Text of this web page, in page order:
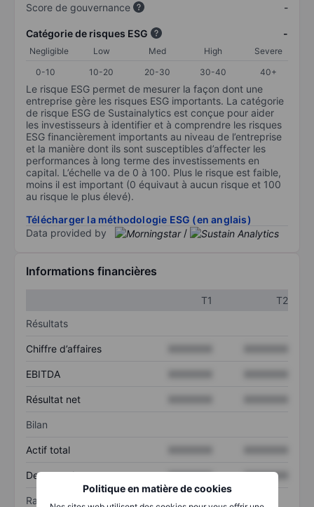
Politique en matière de cookies
Score de gouvernance
-
Catégorie de risques ESG -
Negligible Low Med High
Severe
0-10
10-20 20-30 30-40 40+
Le risque ESG permet de mesurer la façon dont une
entreprise gère les risques ESG importants. La catégorie
de risque ESG de Sustainalytics est conçue pour aider
les investisseurs à identifier et à comprendre les risques
ESG financièrement importants au niveau de l’entreprise
et la manière dont ils sont susceptibles d’affecter les
performances à long terme des investissements en
capital. L’échelle va de 0 à 100. Plus le risque est faible,
moins il est important (0 équivaut à aucun risque et 100
au risque le plus élevé).
Télécharger la méthodologie ESG (en anglais)
Data provided by
/
Informations financières
T1
T2
Résultats
Chiffre d’affaires
EBITDA
Résultat net
Bilan
Actif total
Dette totale XXXXXXX XXXXXXX
Ratios